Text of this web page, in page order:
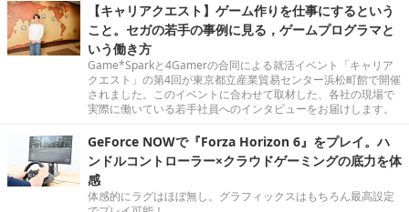
【キャリアクエスト】ゲーム作りを仕事にするという
こと。セガの若手の事例に見る，ゲームプログラマと
いう働き方
Game*Sparkと4Gamerの合同による就活イベント「キャリア
クエスト」の第4回が東京都立産業貿易センター浜松町館で開催
されました。このイベントに合わせて取材した、各社の現場で
実際に働いている若手社員へのインタビューをお届けします。
GeForce NOWで『Forza Horizon 6』をプレイ。ハ
ンドルコントローラー×クラウドゲーミングの底力を体
感
体感的にラグはほぼ無し。グラフィックスはもちろん最高設定